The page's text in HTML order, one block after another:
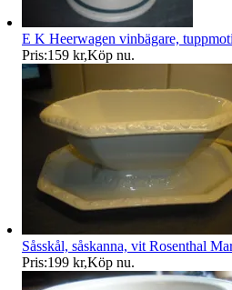
E K Heerwagen vinbägare,
Pris:159 kr,Köp nu.
Såsskål, såskanna, vit Rosenthal
Pris:199 kr,Köp nu.